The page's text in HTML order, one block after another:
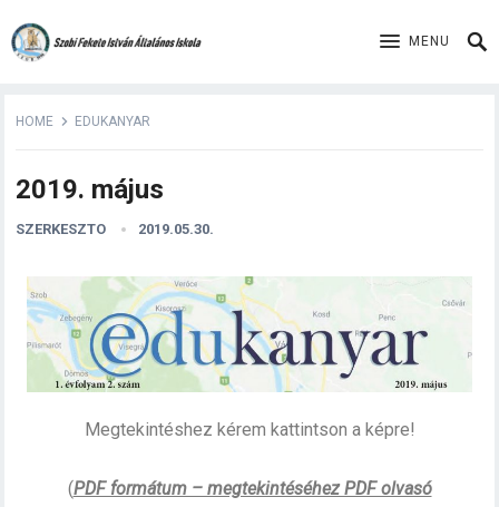
MENU
HOME EDUKANYAR
2019. május
SZERKESZTO 2019.05.30.
Megtekintéshez kérem kattintson a képre!
(PDF formátum – megtekintéséhez PDF olvasó